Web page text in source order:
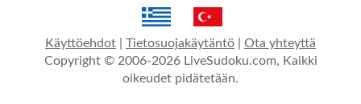
Käyttöehdot Tietosuojakäytäntö
Ota yhteyttä
Copyright © 2006-2026 LiveSudoku.com, Kaikki
oikeudet pidätetään.